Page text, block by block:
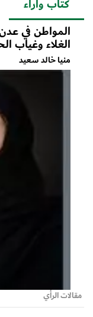
كتاب وآراء
المواطن في
الغلاء وغياب
منيا خالد سعيد
مقالات الرأي